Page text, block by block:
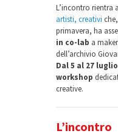
L’incontro rientra
artisti, creativi
primavera, ha
in co-lab a
dell’archivio
Dal 5 al 27 luglio
workshop
creative.
L’incontro